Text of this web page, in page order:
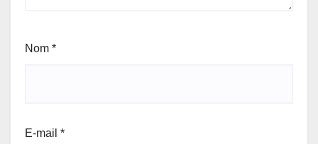
Nom *
E-mail *